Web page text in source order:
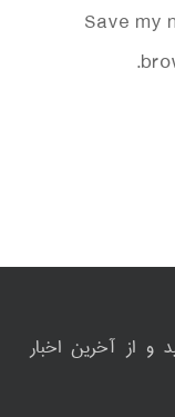
Save my
و از آخرین اخبار